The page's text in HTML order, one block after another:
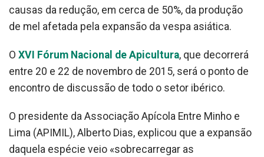
causas da redução, em cerca de 50%, da produção
de mel afetada pela expansão da vespa asiática.
O XVI Fórum Nacional de Apicultura, que decorrerá
entre 20 e 22 de novembro de 2015, será o ponto de
encontro de discussão de todo o setor ibérico.
O presidente da Associação Apícola Entre Minho e
Lima (APIMIL), Alberto Dias, explicou que a expansão
daquela espécie veio «sobrecarregar as